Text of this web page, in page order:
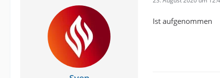
Ist aufgenommen